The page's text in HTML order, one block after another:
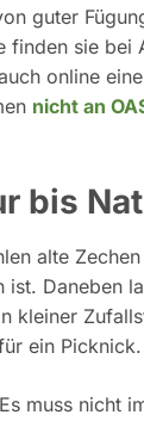
guter
sie bei
online
nicht an
bis
alte
Daneben
kleiner
ein Picknick.
muss nicht